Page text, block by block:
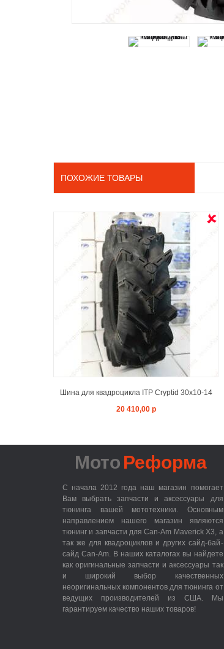
ПОХОЖИЕ ТОВАРЫ
Шина для квадроцикла ITP Cryptid 30x10-14
20 410,00 р
OUT STOCK
Мото Реформа
С начала 2012 года наш магазин помогает
Вам выбрать запчасти и аксессуары для
тюнинга вашей мототехники. Основным
направлением нашего магазин являются
тюнинг и запчасти для Can-Am Maverick X3, а
так же для квадроциклов и других сайд-бай-
сайд Can-Am. В наших каталогах вы найдете
как оригинальные запчасти и аксессуары так
и широкий выбор качественных
неоригинальных компонентов для тюнинга от
ведущих производителей из США. Мы
гарантируем качество наших товаров!